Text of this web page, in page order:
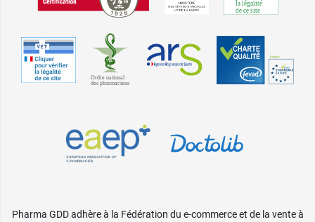
Pharma GDD adhère à la Fédération du e-commerce et de la vente à